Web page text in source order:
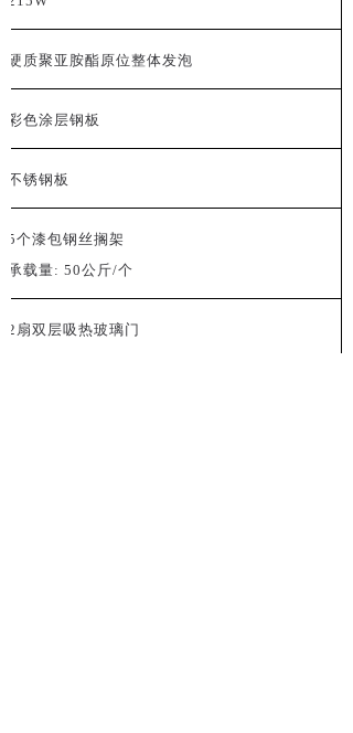
硬质聚亚胺酯原位整体发泡
彩色涂层钢板
不锈钢板
5个漆包钢丝搁架
承载量: 50公斤/个
2 扇双层吸热玻璃门